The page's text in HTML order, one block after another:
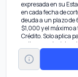
expresada en su
en cada fecha de
deuda a un plazo de
$1,000 y el máximo
Crédito. Solo aplica
aplica para tarjetas
empresario o
Alertas a celular vía
previa contratación,